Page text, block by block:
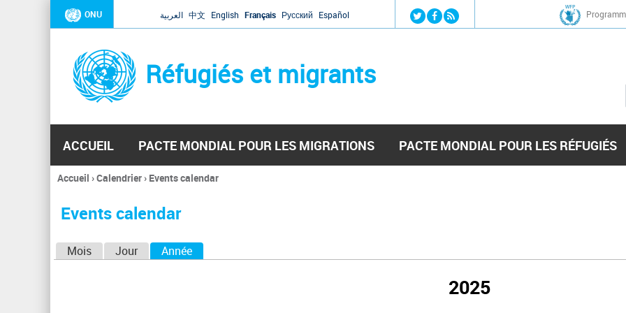
Jump to navigation
ONU العربية 中文 English Français Русский Español
Réfugiés et migrants
ACCUEIL PACTE MONDIAL POUR LES MIGRATIONS PACTE MONDIAL POUR LES RÉFUGIÉS
Vous
ici
Accueil ›Calendrier› Events calendar
Events calendar
Mois Jour Année
2025